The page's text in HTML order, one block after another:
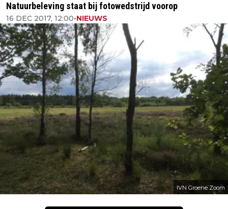
Natuurbeleving staat bij fotowedstrijd voorop
16 DEC 2017, 12:00•NIEUWS
IVN Groene Zoom